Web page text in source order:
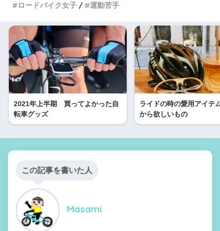
ロードバイク女子
運動苦手
2021年上半期 買ってよかった自
転車グッズ
ライドの時の愛用アイテ
から欲しいもの
この記事を書いた人
Masami